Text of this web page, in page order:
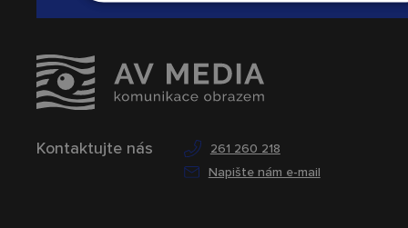
Kontaktujte nás
261 260 218
Napište nám e-mail